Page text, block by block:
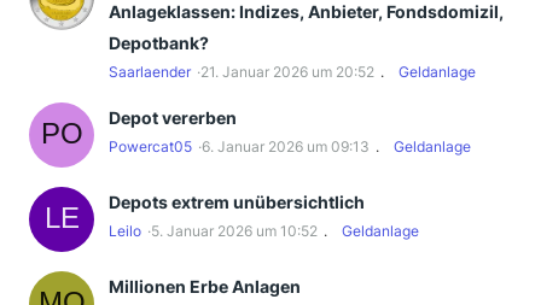
Anlageklassen: Indizes, Anbieter, Fondsdomizil,
Depotbank?
Saarlaender 21. Januar 2026 um 20:52 Geldanlage
Depot vererben
Powercat05 6. Januar 2026 um 09:13 Geldanlage
Depots extrem unübersichtlich
Leilo 5. Januar 2026 um 10:52 Geldanlage
Millionen Erbe Anlagen